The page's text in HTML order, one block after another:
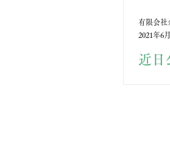
近日
有限会社
2021年6